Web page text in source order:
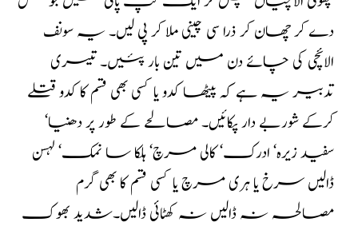
دے کر چھان کر ذرا سی چینی ملا کر پی لیں۔ یہ سونف
الائچی کی چائے دن میں تین بار پئیں۔ تیسری
تدبیر یہ ہے کہ پیٹھا کدو یا کسی بھی قسم کا کدو قتلے
کرکے شوربے دار پکائیں۔ مصالحے کے طور پر دھنیا‘
سفید زیرہ‘ ادرک‘ کالی مرچ‘ ہلکا سا نمک‘ لہسن
ڈالیں سرخ یا ہری مرچ یا کسی قسم کا بھی گرم
مصالحہ نہ ڈالیں نہ کھٹائی ڈالیں۔شدید بھوک